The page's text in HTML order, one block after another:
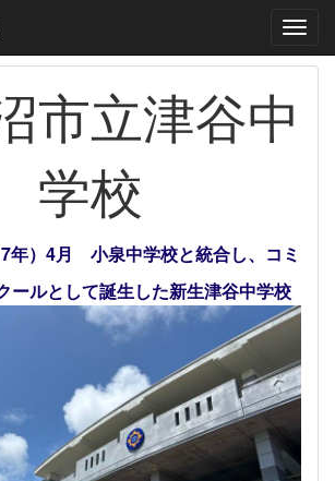
市立津谷中
学校
年）4月 小泉中学校と統合し、コミ
ールとして誕生した新生津谷中学校